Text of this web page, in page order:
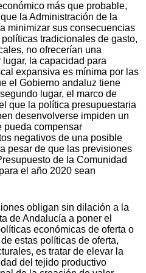
más que probable,
la Administración de la
minimizar sus consecuencias
tradicionales de gasto,
no ofrecerían una
la capacidad para
expansiva es mínima por las
el Gobierno andaluz tiene
lugar, el marco de
que la política presupuestaria
desenvolverse impiden un
pueda compensar
negativos de una posible
pesar de que las previsiones
de la Comunidad
el año 2020 sean
obligan sin dilación a la
de Andalucía a poner el
económicas de oferta o
estas políticas de oferta,
es tratar de elevar la
del tejido productivo